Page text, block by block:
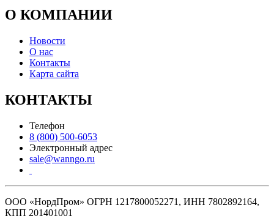
О КОМПАНИИ
Новости
О нас
Контакты
Карта сайта
КОНТАКТЫ
Телефон
8 (800) 500-6053
Электронный адрес
sale@wanngo.ru
ООО «НордПром» ОГРН 1217800052271, ИНН 7802892164,
КПП 201401001